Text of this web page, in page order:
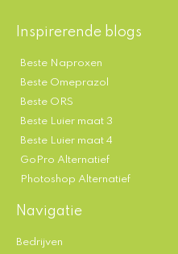
Inspirerende blogs
Beste Naproxen
Beste Omeprazol
Beste ORS
Beste Luier maat 3
Beste Luier maat 4
GoPro Alternatief
Photoshop Alternatief
Navigatie
Bedrijven